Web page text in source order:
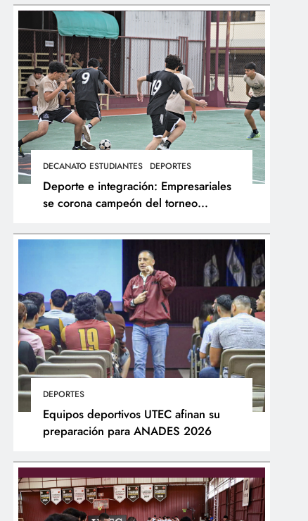
DECANATO ESTUDIANTES DEPORTES
Deporte e integración: Empresariales
se corona campeón del torneo
DEPORTES
Equipos deportivos UTEC afinan su
preparación para ANADES 2026